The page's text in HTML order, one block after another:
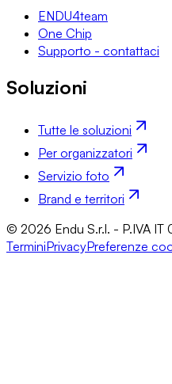
ENDU4team
One Chip
Supporto - contattaci
Soluzioni
Tutte le soluzioni
Per organizzatori
Servizio foto
Brand e territori
© 2026 Endu S.r.l. - P.IVA
TerminiPrivacyPreferenze